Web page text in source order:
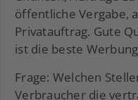
öffentliche Vergabe,
Privatauftrag. Gute
ist die beste
Frage: Welchen
Verbraucher die